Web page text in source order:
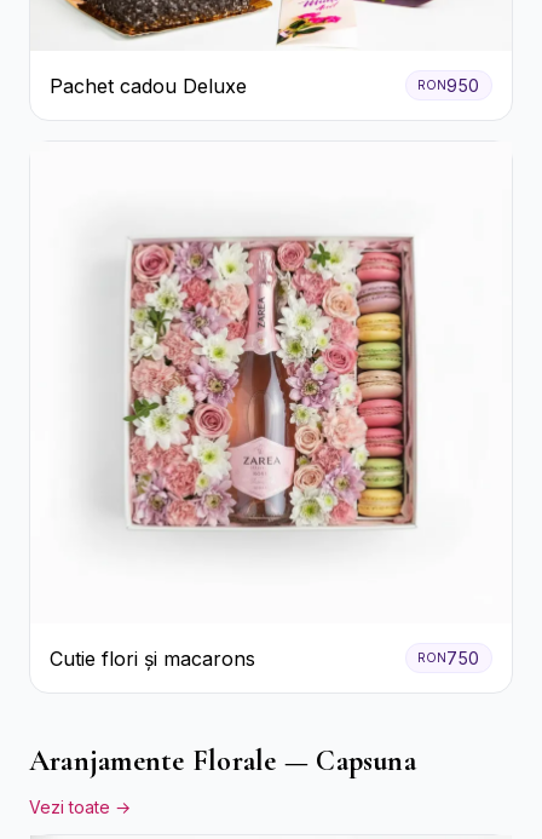
Pachet cadou Deluxe RON950
Cutie flori și macarons RON 750
Aranjamente Florale — Capsuna
Vezi toate →